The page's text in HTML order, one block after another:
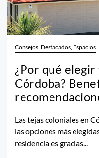
Consejos, Destacados, Espacios
¿Por qué
Córdoba?
Las tejas coloniales en
las opciones más
residenciales gracias...